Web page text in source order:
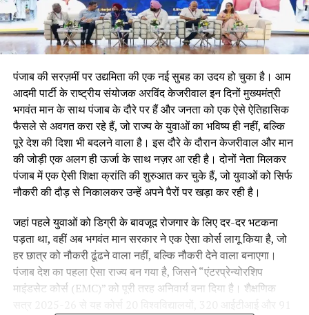
पंजाब की सरज़मीं पर उद्यमिता की एक नई सुबह का उदय हो चुका है। आम
आदमी पार्टी के राष्ट्रीय संयोजक अरविंद केजरीवाल इन दिनों मुख्यमंत्री
भगवंत मान के साथ पंजाब के दौरे पर हैं और जनता को एक ऐसे ऐतिहासिक
फैसले से अवगत करा रहे हैं, जो राज्य के युवाओं का भविष्य ही नहीं, बल्कि
पूरे देश की दिशा भी बदलने वाला है। इस दौरे के दौरान केजरीवाल और मान
की जोड़ी एक अलग ही ऊर्जा के साथ नज़र आ रही है। दोनों नेता मिलकर
पंजाब में एक ऐसी शिक्षा क्रांति की शुरुआत कर चुके हैं, जो युवाओं को सिर्फ
नौकरी की दौड़ से निकालकर उन्हें अपने पैरों पर खड़ा कर रही है।
जहां पहले युवाओं को डिग्री के बावजूद रोजगार के लिए दर-दर भटकना
पड़ता था, वहीं अब भगवंत मान सरकार ने एक ऐसा कोर्स लागू किया है, जो
हर छात्र को नौकरी ढूंढने वाला नहीं, बल्कि नौकरी देने वाला बनाएगा।
पंजाब देश का पहला ऐसा राज्य बन गया है, जिसने “एंटरप्रेन्योरशिप
माइंडसेट कोर्स (EMC)” को पूरी तरह अनिवार्य बना दिया है। शैक्षणिक